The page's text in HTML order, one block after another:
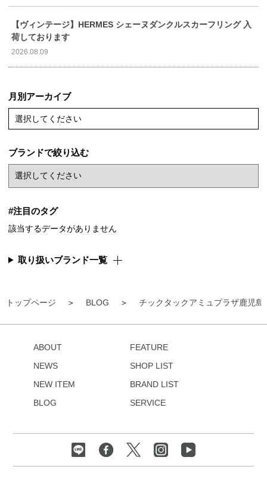
トップページ BLOG チックタックアミュプラザ鹿児島
【ヴィンテージ】HERMES シェーヌダンクルスカーフリング 入
荷しております
2026.08.09
月別アーカイブ
選択してください
ブランドで絞り込む
#注目のタグ
該当するデータがありません
取り扱いブランド一覧
ABOUT
NEWS
NEW ITEM
BLOG
FEATURE
SHOP LIST
BRAND LIST
SERVICE